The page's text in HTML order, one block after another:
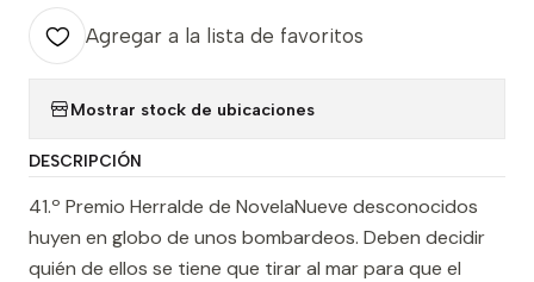
Agregar a la lista de favoritos
Mostrar stock de ubicaciones
DESCRIPCIÓN
41.º Premio Herralde de NovelaNueve desconocidos
huyen en globo de unos bombardeos. Deben decidir
quién de ellos se tiene que tirar al mar para que el